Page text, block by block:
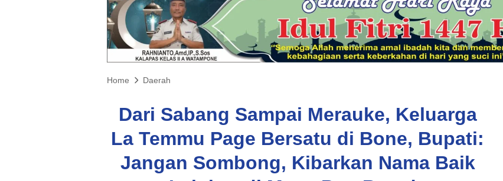
Home Daerah
Dari Sabang Sampai Merauke, Keluarga
La Temmu Page Bersatu di Bone, Bupati:
Jangan Sombong, Kibarkan Nama Baik